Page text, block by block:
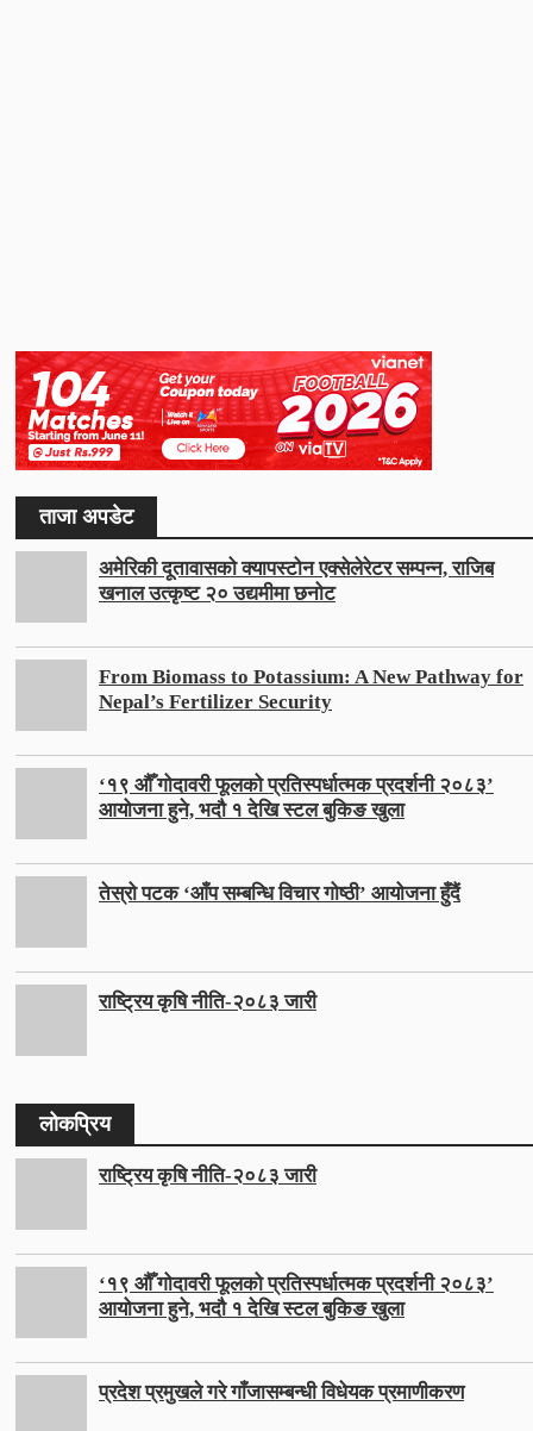
ताजा अपडेट
अमेरिकी दूतावासको क्यापस्टोन एक्सेलेरेटर सम्पन्न, राजिब
खनाल उत्कृष्ट २० उद्यमीमा छनोट
From Biomass to Potassium: A New Pathway for
Nepal’s Fertilizer Security
‘१९ औँ गोदावरी फूलको प्रतिस्पर्धात्मक प्रदर्शनी २०८३’
आयोजना हुने, भदौ १ देखि स्टल बुकिङ खुला
तेस्रो पटक ‘आँप सम्बन्धि विचार गोष्ठी’ आयोजना हुँदैं
राष्ट्रिय कृषि नीति-२०८३ जारी
लोकप्रिय
राष्ट्रिय कृषि नीति-२०८३ जारी
‘१९ औँ गोदावरी फूलको प्रतिस्पर्धात्मक प्रदर्शनी २०८३’
आयोजना हुने, भदौ १ देखि स्टल बुकिङ खुला
प्रदेश प्रमुखले गरे गाँजासम्बन्धी विधेयक प्रमाणीकरण